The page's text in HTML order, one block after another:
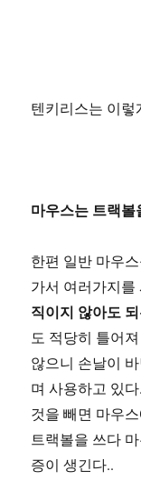
텐키리스는 이렇
마우스는 트랙
한편 일반 마우
가서 여러가지
직이지 않아도
도 적당히 틀어
않으니 손날이
며 사용하고 있
것을 빼면 마우
트랙볼을 쓰다
증이 생긴다..